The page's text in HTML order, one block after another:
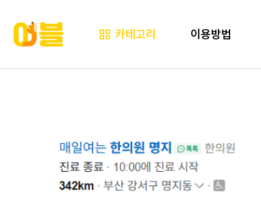
카테고리 이용방법